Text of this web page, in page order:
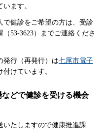
います。
で健診をご希望の方は、受診
53-3623）までご連絡くださ
発行（再発行）は七尾市電子
付けています。
どで健診を受ける機会
いたしますので健康推進課